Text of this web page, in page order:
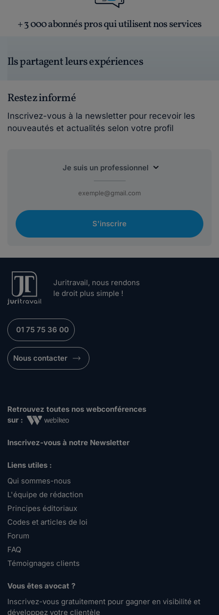
+ 3 000 abonnés pros qui utilisent nos services
Ils partagent leurs expériences
Restez informé
Inscrivez-vous à la newsletter pour recevoir les
nouveautés et actualités selon votre profil
S'inscrire
Juritravail, nous rendons
le droit plus simple !
01 75 75 36 00
Nous contacter
Retrouvez toutes nos webconférences
sur :
Inscrivez-vous à notre Newsletter
Liens utiles :
Qui sommes-nous
L'équipe de rédaction
Principes éditoriaux
Codes et articles de loi
Forum
FAQ
Témoignages clients
Vous êtes avocat ?
Inscrivez-vous gratuitement pour gagner en visibilité et
développez votre clientèle